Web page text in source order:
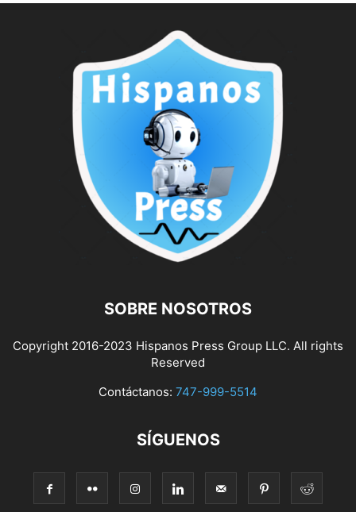
SOBRE NOSOTROS
Copyright 2016-2023 Hispanos Press Group LLC. All rights
Reserved
Contáctanos: 747-999-5514
SÍGUENOS